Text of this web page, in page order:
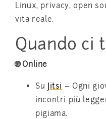
Linux, privacy, open
vita reale.
Quando ci
🌐 Online
Su Jitsi – Ogni
incontri più
pigiama.